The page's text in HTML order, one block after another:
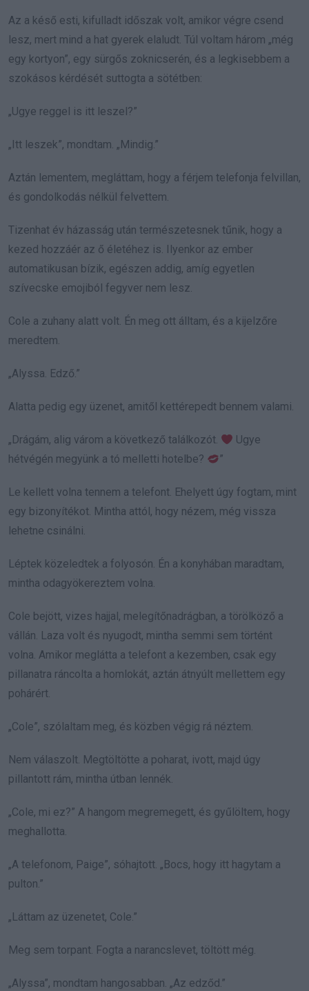
Az a késő esti, kifulladt időszak volt, amikor végre csend
lesz, mert mind a hat gyerek elaludt. Túl voltam három „még
egy kortyon”, egy sürgős zoknicserén, és a legkisebbem a
szokásos kérdését suttogta a sötétben:
„Ugye reggel is itt leszel?”
„Itt leszek”, mondtam. „Mindig.”
Aztán lementem, megláttam, hogy a férjem telefonja felvillan,
és gondolkodás nélkül felvettem.
Tizenhat év házasság után természetesnek tűnik, hogy a
kezed hozzáér az ő életéhez is. Ilyenkor az ember
automatikusan bízik, egészen addig, amíg egyetlen
szívecske emojiból fegyver nem lesz.
Cole a zuhany alatt volt. Én meg ott álltam, és a kijelzőre
meredtem.
„Alyssa. Edző.”
Alatta pedig egy üzenet, amitől kettérepedt bennem valami.
„Drágám, alig várom a következő találkozót.
Ugye
hétvégén megyünk a tó melletti hotelbe?
”
Le kellett volna tennem a telefont. Ehelyett úgy fogtam, mint
egy bizonyítékot. Mintha attól, hogy nézem, még vissza
lehetne csinálni.
Léptek közeledtek a folyosón. Én a konyhában maradtam,
mintha odagyökereztem volna.
Cole bejött, vizes hajjal, melegítőnadrágban, a törölköző a
vállán. Laza volt és nyugodt, mintha semmi sem történt
volna. Amikor meglátta a telefont a kezemben, csak egy
pillanatra ráncolta a homlokát, aztán átnyúlt mellettem egy
pohárért.
„Cole”, szólaltam meg, és közben végig rá néztem.
Nem válaszolt. Megtöltötte a poharat, ivott, majd úgy
pillantott rám, mintha útban lennék.
„Cole, mi ez?” A hangom megremegett, és gyűlöltem, hogy
meghallotta.
„A telefonom, Paige”, sóhajtott. „Bocs, hogy itt hagytam a
pulton.”
„Láttam az üzenetet, Cole.”
Meg sem torpant. Fogta a narancslevet, töltött még.
„Alyssa”, mondtam hangosabban. „Az edződ.”